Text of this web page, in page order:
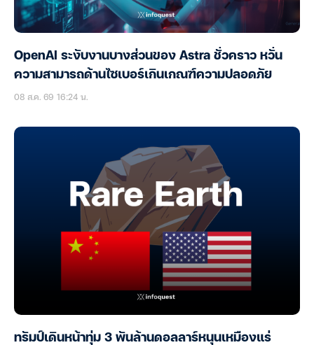
OpenAI ระงับงานบางส่วนของ Astra ชั่วคราว หวั่น
ความสามารถด้านไซเบอร์เกินเกณฑ์ความปลอดภัย
08 ส.ค. 69 16:24 น.
ทรัมป์เดินหน้าทุ่ม 3 พันล้านดอลลาร์หนุนเหมืองแร่